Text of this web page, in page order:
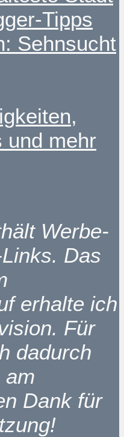
Tipps
Sehnsucht
und mehr
Werbe-
Das
erhalte ich
Für
dadurch
am
Dank für